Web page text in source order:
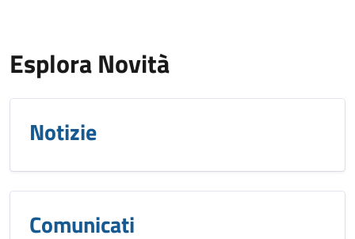
Esplora Novità
Notizie
Comunicati